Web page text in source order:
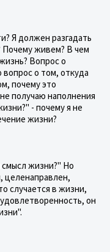
Я должен разгадать
Почему живем? В чем
Вопрос о
о том, откуда
почему это
получаю наполнения
- почему я не
жизни?
жизни?" Но
целенаправлен,
случается в жизни,
он